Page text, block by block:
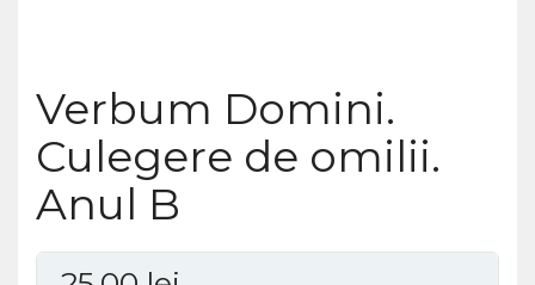
Verbum Domini.
Culegere de omilii.
Anul B